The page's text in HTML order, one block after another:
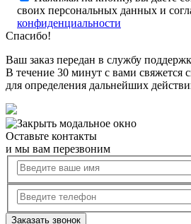
своих персональных данных и
конфиденциальности
Спасибо!
Ваш заказ передан в службу
В течение 30 минут с вами свяжется
для определения дальнейших
Оставьте контакты
и мы вам перезвоним